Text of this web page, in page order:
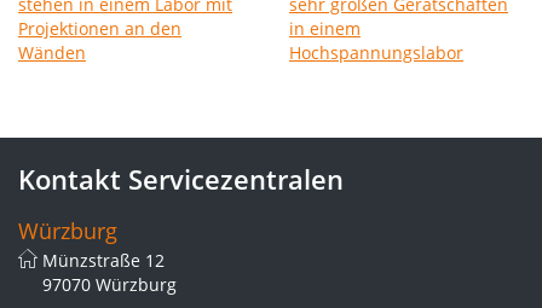
Kontakt Servicezentralen
Würzburg
Münzstraße 12
97070 Würzburg